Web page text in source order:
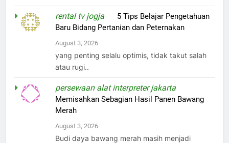
rental tv jogja
5 Tips Belajar Pengetahuan
Baru Bidang Pertanian dan Peternakan
August 3, 2026
yang penting selalu optimis, tidak takut salah
atau rugi..
persewaan alat interpreter jakarta
Memisahkan Sebagian Hasil Panen Bawang
Merah
August 3, 2026
Budi daya bawang merah masih menjadi